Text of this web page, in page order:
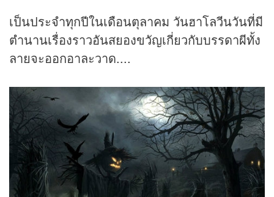
เป็นประจำทุกปีในเดือนตุลาคม วันฮาโลวีนวันที่มี
ตำนานเรื่องราวอันสยองขวัญเกี่ยวกับบรรดาผีทั้ง
ลายจะออกอาละวาด....